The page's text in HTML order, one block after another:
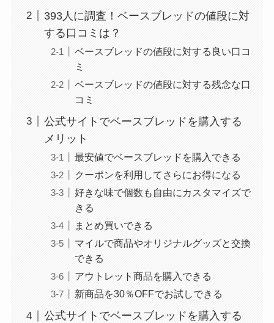
393人に調査！ベースブレッドの値段に対
する口コミは？
ベースブレッドの値段に対する良い口コ
ミ
ベースブレッドの値段に対する残念な口
コミ
公式サイトでベースブレッドを購入する
メリット
最安値でベースブレッドを購入できる
クーポンを利用してさらにお得になる
好きな味で個数も自由にカスタマイズで
きる
まとめ買いできる
マイルで商品やオリジナルグッズと交換
できる
アウトレット商品を購入できる
新商品を30％OFFでお試しできる
公式サイトでベースブレッドを購入する